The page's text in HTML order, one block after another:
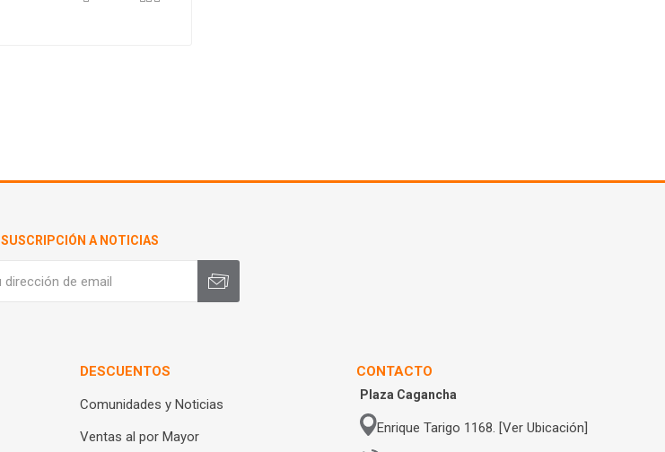
SUSCRIPCIÓN A NOTICIAS
DESCUENTOS
Comunidades y Noticias
Ventas al por Mayor
CONTACTO
Plaza Cagancha
Enrique Tarigo 1168. [Ver Ubicación]